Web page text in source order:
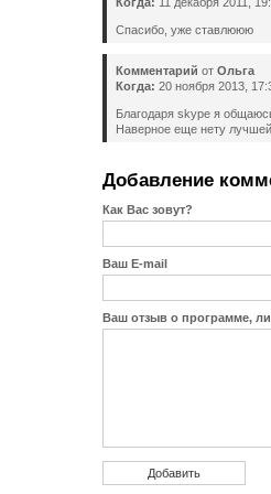
Спасибо, уже ставлююю
Комментарий от Ольга
Когда: 20 ноября 2013,
Благодаря skype я
Наверное еще нету
Добавление
Как Вас зовут?
Ваш E-mail
Ваш отзыв о программе,